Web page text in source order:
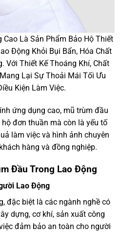
Là Sản Phẩm Bảo Hộ Thiết
Động Khỏi Bụi Bẩn, Hóa Chất
Với Thiết Kế Thoáng Khí, Chất
Lại Sự Thoải Mái Tối Ưu
Kiện Làm Việc.
ứng dụng cao, mũ trùm đầu
đơn thuần mà còn là yếu tố
làm việc và hình ảnh chuyên
hàng và đồng nghiệp.
Đầu Trong Lao Động
Lao Động
đặc biệt là các ngành nghề có
dựng, cơ khí, sản xuất công
đảm bảo an toàn cho người